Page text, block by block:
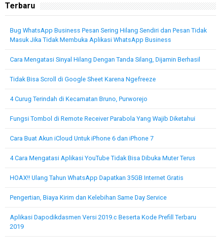
Terbaru
Bug WhatsApp Business Pesan Sering Hilang Sendiri dan Pesan Tidak
Masuk Jika Tidak Membuka Aplikasi WhatsApp Business
Cara Mengatasi Sinyal Hilang Dengan Tanda Silang, Dijamin Berhasil
Tidak Bisa Scroll di Google Sheet Karena Ngefreeze
4 Curug Terindah di Kecamatan Bruno, Purworejo
Fungsi Tombol di Remote Receiver Parabola Yang Wajib Diketahui
Cara Buat Akun iCloud Untuk iPhone 6 dan iPhone 7
4 Cara Mengatasi Aplikasi YouTube Tidak Bisa Dibuka Muter Terus
HOAX!! Ulang Tahun WhatsApp Dapatkan 35GB Internet Gratis
Pengertian, Biaya Kirim dan Kelebihan Same Day Service
Aplikasi Dapodikdasmen Versi 2019.c Beserta Kode Prefill Terbaru
2019